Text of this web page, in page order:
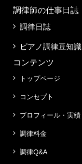
調律師の仕事日誌
調律日誌
ピアノ調律豆知識
コンテンツ
トップページ
コンセプト
プロフィール・実績
調律料金
調律Q&A